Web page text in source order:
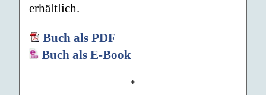
erhältlich.
Buch als PDF
Buch als E-Book
*